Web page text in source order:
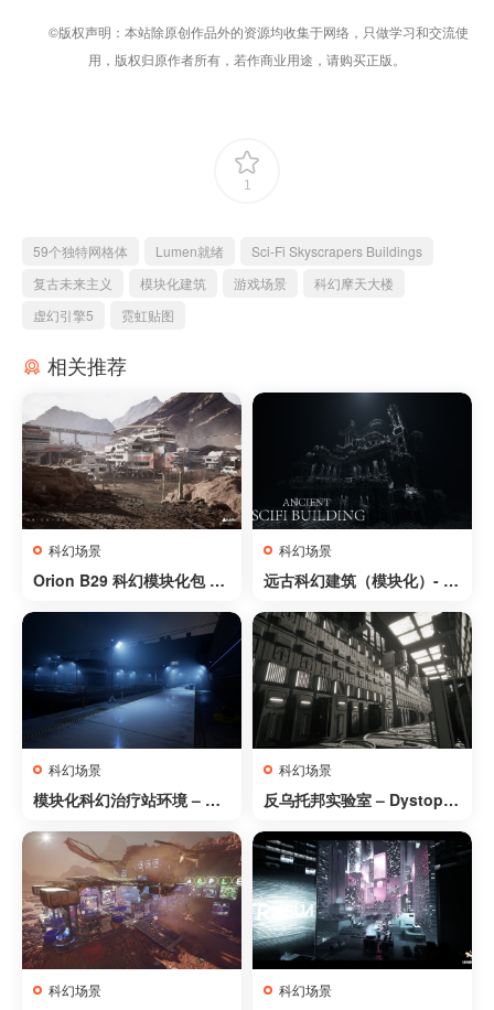
©版权声明：本站除原创作品外的资源均收集于网络，只做学习和交流使
用，版权归原作者所有，若作商业用途，请购买正版。
1
59个独特网格体 Lumen就绪
Sci-Fi Skyscrapers Buildings
复古未来主义
模块化建筑 游戏场景
科幻摩天大楼
虚幻引擎5
霓虹贴图
相关推荐
科幻场景
Orion B29 科幻模块化包 –
科幻场景
远古科幻建筑（模块化）- A
dular)
科幻场景
模块化科幻治疗站环境 – Mo
tion Environment
科幻场景
反乌托邦实验室 – Dystopia
科幻场景 科幻场景